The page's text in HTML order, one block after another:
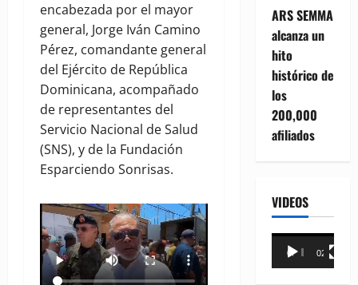
encabezada por el mayor
general, Jorge Iván Camino
Pérez, comandante general
del Ejército de República
Dominicana, acompañado
de representantes del
Servicio Nacional de Salud
(SNS), y de la Fundación
Esparciendo Sonrisas.
ARS SEMMA
alcanza un
hito
histórico de
los
200,000
afiliados
VIDEOS
Reproductor
00:00 02:18